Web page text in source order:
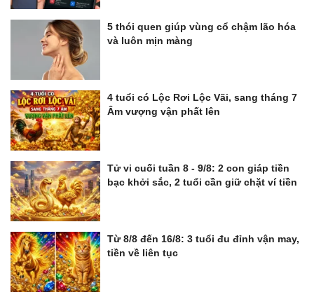
5 thói quen giúp vùng cổ chậm lão hóa
và luôn mịn màng
4 tuổi có Lộc Rơi Lộc Vãi, sang tháng 7
Âm vượng vận phất lên
Tử vi cuối tuần 8 - 9/8: 2 con giáp tiền
bạc khởi sắc, 2 tuổi cần giữ chặt ví tiền
Từ 8/8 đến 16/8: 3 tuổi đu đỉnh vận may,
tiền về liên tục